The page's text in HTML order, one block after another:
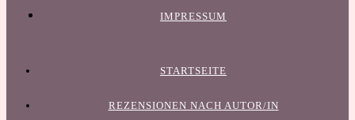
IMPRESSUM
STARTSEITE
REZENSIONEN NACH AUTOR/IN